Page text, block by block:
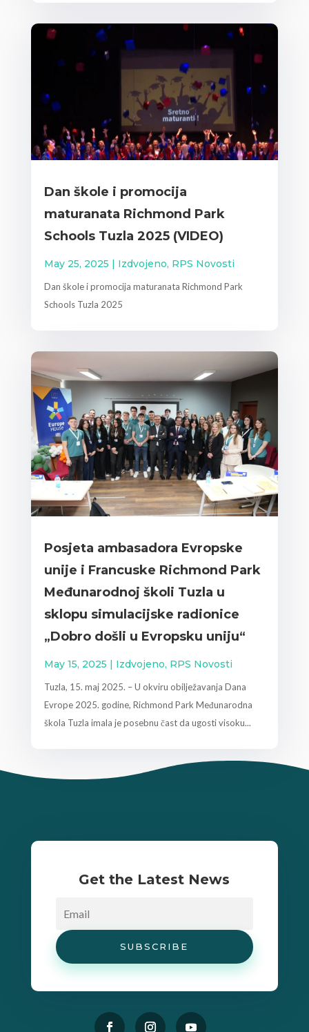
Dan škole i promocija
maturanata Richmond Park
Schools Tuzla 2025 (VIDEO)
May 25, 2025 | Izdvojeno, RPS Novosti
Dan škole i promocija maturanata Richmond Park
Schools Tuzla 2025
Posjeta ambasadora Evropske
unije i Francuske Richmond Park
Međunarodnoj školi Tuzla u
sklopu simulacijske radionice
„Dobro došli u Evropsku uniju“
May 15, 2025 | Izdvojeno, RPS Novosti
Tuzla, 15. maj 2025. – U okviru obilježavanja Dana
Evrope 2025. godine, Richmond Park Međunarodna
škola Tuzla imala je posebnu čast da ugosti visoku...
Get the Latest News
SUBSCRIBE